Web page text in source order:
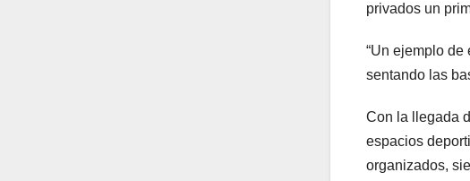
privados un
“Un ejemplo
sentando las
Con la llegada
espacios
organizados,